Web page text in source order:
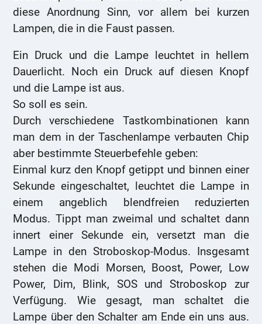
diese Anordnung Sinn, vor allem bei kurzen
Lampen, die in die Faust passen.
Ein Druck und die Lampe leuchtet in hellem
Dauerlicht. Noch ein Druck auf diesen Knopf
und die Lampe ist aus.
So soll es sein.
Durch verschiedene Tastkombinationen kann
man dem in der Taschenlampe verbauten Chip
aber bestimmte Steuerbefehle geben:
Einmal kurz den Knopf getippt und binnen einer
Sekunde eingeschaltet, leuchtet die Lampe in
einem angeblich blendfreien reduzierten
Modus. Tippt man zweimal und schaltet dann
innert einer Sekunde ein, versetzt man die
Lampe in den Stroboskop-Modus. Insgesamt
stehen die Modi Morsen, Boost, Power, Low
Power, Dim, Blink, SOS und Stroboskop zur
Verfügung. Wie gesagt, man schaltet die
Lampe über den Schalter am Ende ein uns aus.